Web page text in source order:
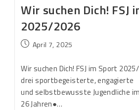
Wir suchen Dich! FSJ
2025/2026
April 7, 2025
Wir suchen Dich! FSJ im Sport
drei sportbegeisterte, engagierte
und selbstbewusste Jugendliche
26 Jahren●…